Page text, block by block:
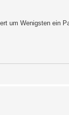
um Wenigsten ein